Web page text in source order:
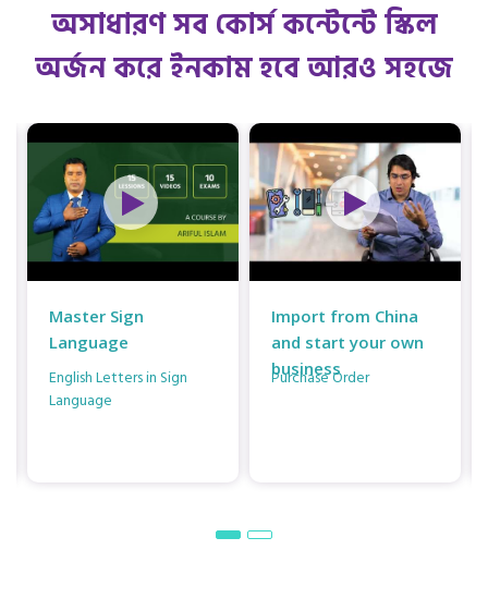
অসাধারণ সব কোর্স কন্টেন্টে স্কিল
অর্জন করে ইনকাম হবে আরও সহজে
Master Sign
Language
English Letters in Sign
Language
Import from China
and start your own
business
Purchase Order